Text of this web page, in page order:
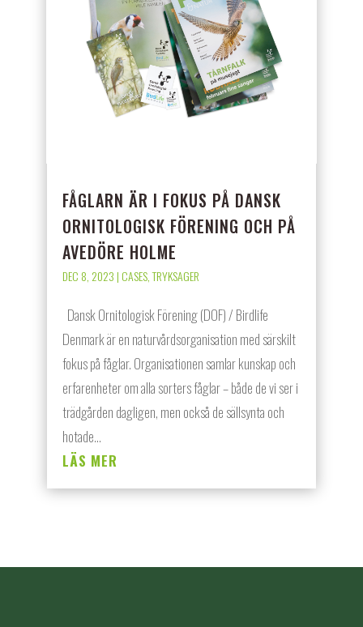
FÅGLARN ÄR I FOKUS PÅ DANSK
ORNITOLOGISK FÖRENING OCH PÅ
AVEDÖRE HOLME
DEC 8, 2023|CASES,TRYKSAGER
Dansk Ornitologisk Förening (DOF) / Birdlife
Denmark är en naturvårdsorganisation med särskilt
fokus på fåglar. Organisationen samlar kunskap och
erfarenheter om alla sorters fåglar – både de vi ser i
trädgården dagligen, men också de sällsynta och
hotade...
LÄS MER